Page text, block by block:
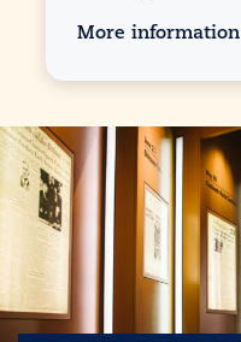
More information